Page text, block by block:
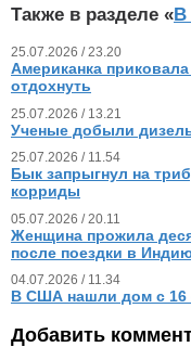
Также в разделе «В
25.07.2026 / 23.20
Американка
отдохнуть
25.07.2026 / 13.21
Ученые добыли
25.07.2026 / 11.54
Бык запрыгнул на
корриды
05.07.2026 / 20.11
Женщина прожила
после поездки в
04.07.2026 / 11.34
В США нашли дом с 16
Добавить